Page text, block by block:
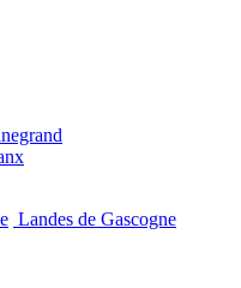
Landes de Gascogne